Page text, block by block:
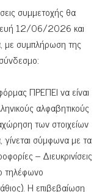
συμμετοχής θα
12/06/2026 και
με συμπλήρωση της
ΠΡΕΠΕΙ να είναι
αλφαβητικούς
των στοιχείων
σύμφωνα με τα
– Διευκρινίσεις
τηλέφωνο
Η επιβεβαίωση